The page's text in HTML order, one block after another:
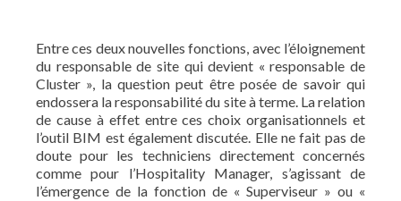
Entre ces deux nouvelles fonctions, avec l’éloignement
du responsable de site qui devient « responsable de
Cluster », la question peut être posée de savoir qui
endossera la responsabilité du site à terme. La relation
de cause à effet entre ces choix organisationnels et
l’outil BIM est également discutée. Elle ne fait pas de
doute pour les techniciens directement concernés
comme pour l’Hospitality Manager, s’agissant de
l’émergence de la fonction de « Superviseur » ou «